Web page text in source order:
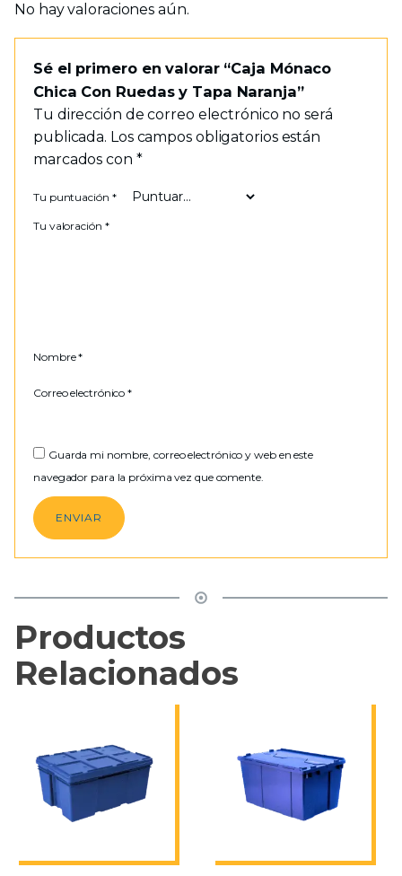
No hay valoraciones aún.
Sé el primero en valorar “Caja Mónaco
Chica Con Ruedas y Tapa Naranja”
Tu dirección de correo electrónico no será
publicada. Los campos obligatorios están
marcados con *
Tu puntuación *
Tu valoración *
Nombre*
Correo electrónico*
Guarda mi nombre, correo electrónico y web en este
navegador para la próxima vez que comente.
Productos
Relacionados